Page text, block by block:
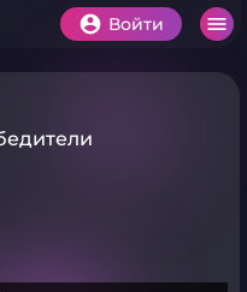
Войти